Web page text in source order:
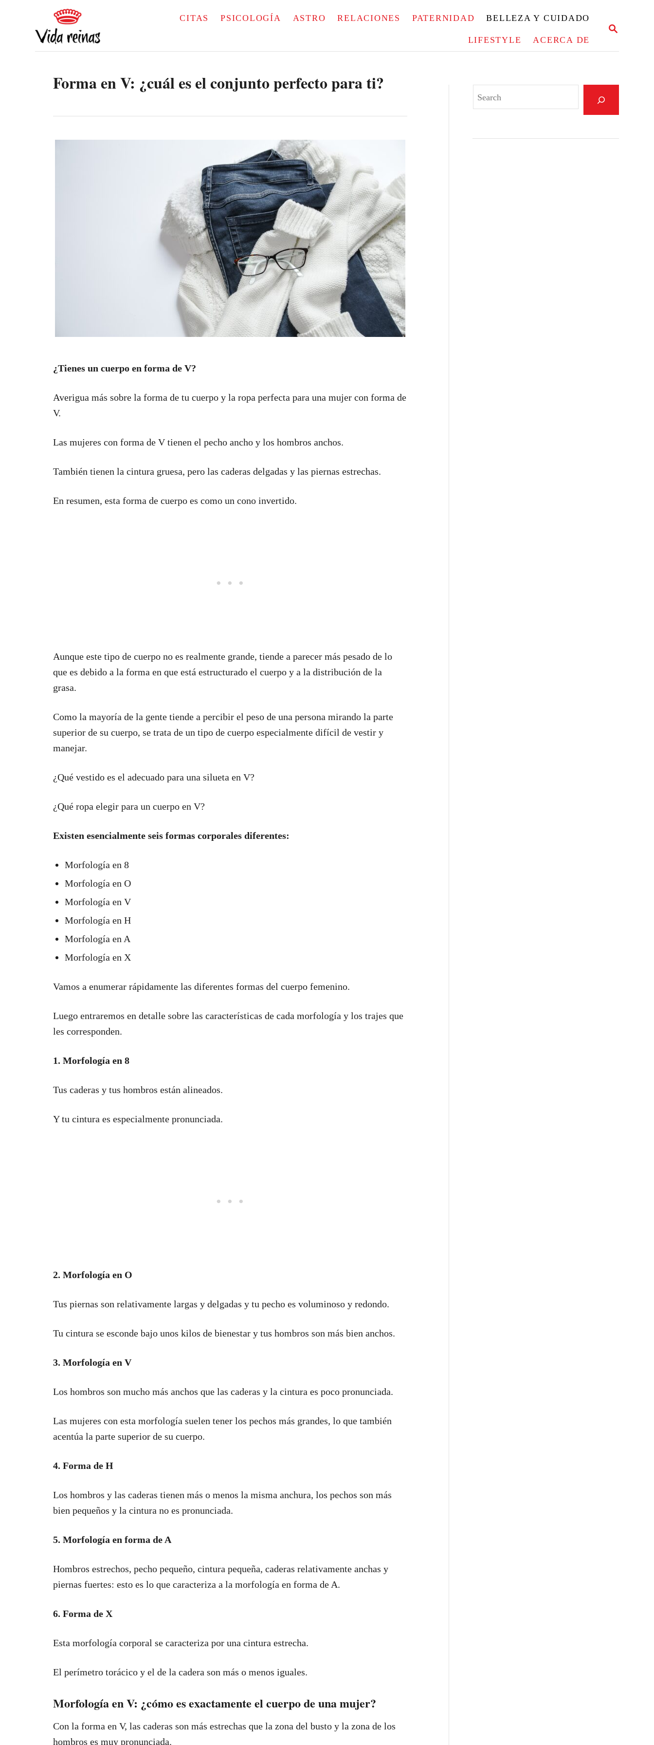
S
CITAS PSICOLOGÍA ASTRO RELACIONES PATERNIDAD BELLEZA Y CUIDADO
LIFESTYLE ACERCA DE
Forma en V: ¿cuál es el conjunto perfecto para ti?
¿Tienes un cuerpo en forma de V?
Averigua más sobre la forma de tu cuerpo y la ropa perfecta para una mujer con forma de
V.
Las mujeres con forma de V tienen el pecho ancho y los hombros anchos.
También tienen la cintura gruesa, pero las caderas delgadas y las piernas estrechas.
En resumen, esta forma de cuerpo es como un cono invertido.
Aunque este tipo de cuerpo no es realmente grande, tiende a parecer más pesado de lo
que es debido a la forma en que está estructurado el cuerpo y a la distribución de la
grasa.
Como la mayoría de la gente tiende a percibir el peso de una persona mirando la parte
superior de su cuerpo, se trata de un tipo de cuerpo especialmente difícil de vestir y
manejar.
¿Qué vestido es el adecuado para una silueta en V?
¿Qué ropa elegir para un cuerpo en V?
Existen esencialmente seis formas corporales diferentes:
Morfología en 8
Morfología en O
Morfología en V
Morfología en H
Morfología en A
Morfología en X
Vamos a enumerar rápidamente las diferentes formas del cuerpo femenino.
Luego entraremos en detalle sobre las características de cada morfología y los trajes que
les corresponden.
1. Morfología en 8
Tus caderas y tus hombros están alineados.
Y tu cintura es especialmente pronunciada.
2. Morfología en O
Tus piernas son relativamente largas y delgadas y tu pecho es voluminoso y redondo.
Tu cintura se esconde bajo unos kilos de bienestar y tus hombros son más bien anchos.
3. Morfología en V
Los hombros son mucho más anchos que las caderas y la cintura es poco pronunciada.
Las mujeres con esta morfología suelen tener los pechos más grandes, lo que también
acentúa la parte superior de su cuerpo.
4. Forma de H
Los hombros y las caderas tienen más o menos la misma anchura, los pechos son más
bien pequeños y la cintura no es pronunciada.
5. Morfología en forma de A
Hombros estrechos, pecho pequeño, cintura pequeña, caderas relativamente anchas y
piernas fuertes: esto es lo que caracteriza a la morfología en forma de A.
6. Forma de X
Esta morfología corporal se caracteriza por una cintura estrecha.
El perímetro torácico y el de la cadera son más o menos iguales.
Morfología en V: ¿cómo es exactamente el cuerpo de una mujer?
Con la forma en V, las caderas son más estrechas que la zona del busto y la zona de los
hombros es muy pronunciada.